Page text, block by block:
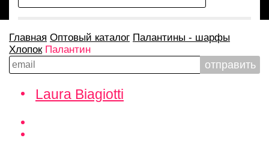
Главная Оптовый каталог Палантины - шарфы
Хлопок Палантин
Laura Biagiotti